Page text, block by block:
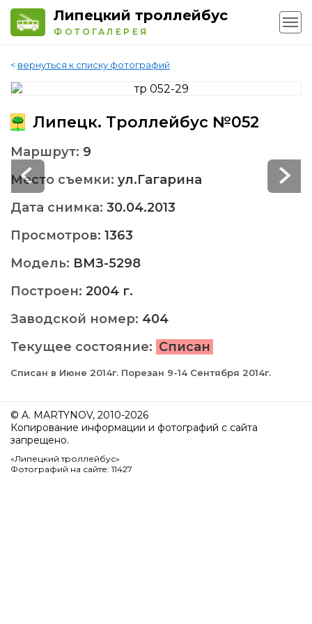
Липецкий троллейбус
ФОТОГАЛЕРЕЯ
< вернуться к списку фотографий
Липецк. Троллейбус №052
Маршрут: 9
Место съемки: ул.Гагарина
Дата снимка: 30.04.2013
Просмотров: 1363
Модель: ВМЗ-5298
Построен: 2004 г.
Заводской номер: 404
Текущее состояние: Списан
Списан в Июне 2014г. Порезан 9-14 Сентября 2014г.
© A. MARTYNOV, 2010-2026
Копирование информации и фотографий с сайта
запрещено.
«Липецкий троллейбус»
Фотографий на сайте: 11427